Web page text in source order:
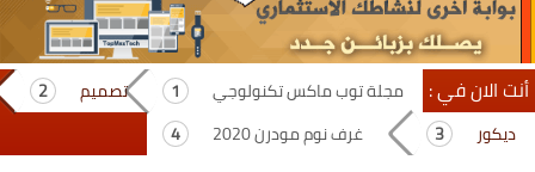
أنت الان في : مجلة توب ماكس تكنولوجي
تصميم
ديكور
غرف نوم مودرن 2020